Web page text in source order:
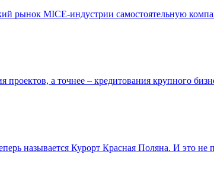
рынок MICE-индустрии самостоятельную
а точнее – кредитования крупного
называется Курорт Красная Поляна. И это не